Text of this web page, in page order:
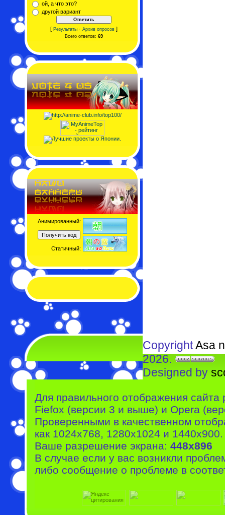
ой, а что это?
другой вариант
[ Результаты· Архив опросов]
Всего ответов: 69
Анимированный:
Статичный:
CopyrightAsa
2026.
Designed by
Для правильного отображения
Fiefox (версии 3 и выше) и Opera
Проверенными в качественном
как 1024x768, 1280x1024 и 1440x900.
Ваше разрешение экрана: 448x896
В случае если у вас возникли
либо сообщение о проблеме в